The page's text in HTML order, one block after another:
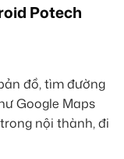
Potech
đồ, tìm đường
Google Maps
nội thành, đi